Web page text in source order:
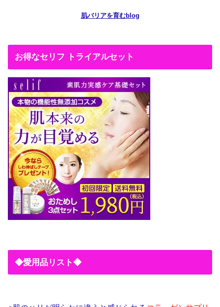
肌バリアを育むblog
お得なセリフ トライアルセット
◆愛用品リスト◆